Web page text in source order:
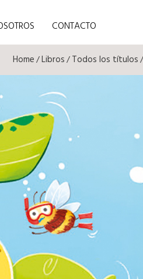
CONTACTO
Home/Libros/Todos los títulos